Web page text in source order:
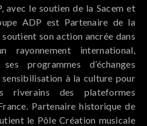
avec le soutien de la Sacem et
ADP est Partenaire de la
son action ancrée dans
international,
programmes d’échanges
à la culture pour
riverains des plateformes
Partenaire historique de
le Pôle Création musicale